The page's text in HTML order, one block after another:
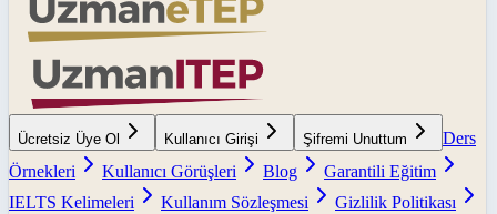
Ücretsiz Üye Ol Kullanıcı Girişi Şifremi Unuttum
Ders
Örnekleri
Kullanıcı Görüşleri Blog
Garantili Eğitim
IELTS Kelimeleri
Kullanım Sözleşmesi
Gizlilik Politikası